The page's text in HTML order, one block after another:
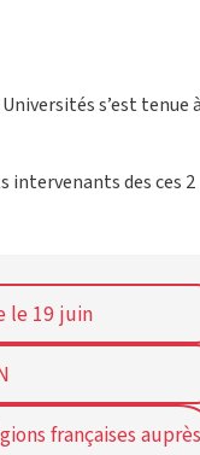
s’est tenue à
intervenants des ces 2
le 19 juin
françaises auprès